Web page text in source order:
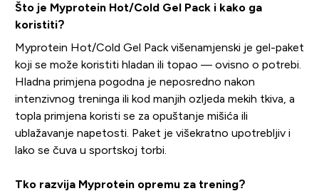
Što je Myprotein Hot/Cold Gel Pack i kako ga
koristiti?
Myprotein Hot/Cold Gel Pack višenamjenski je gel-paket
koji se može koristiti hladan ili topao — ovisno o potrebi.
Hladna primjena pogodna je neposredno nakon
intenzivnog treninga ili kod manjih ozljeda mekih tkiva, a
topla primjena koristi se za opuštanje mišića ili
ublažavanje napetosti. Paket je višekratno upotrebljiv i
lako se čuva u sportskoj torbi.
Tko razvija Myprotein opremu za trening?